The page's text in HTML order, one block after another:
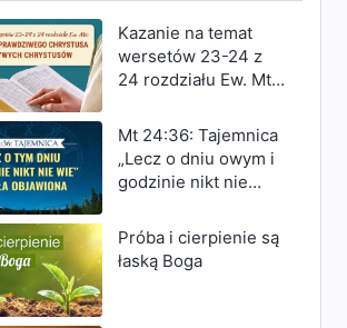
Kazanie na temat
wersetów 23-24 z
24 rozdziału Ew. Mt:
prawdziwego
Chrystusa od
fałszywych
Chrystusów
Mt 24:36: Tajemnica
„Lecz o dniu owym i
godzinie nikt nie
objawiona
Próba i cierpienie są
łaską Boga